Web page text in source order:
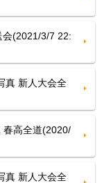
会(2021/3/7 22:
真 新人大会全
春高全道(2020/
真 新人大会全